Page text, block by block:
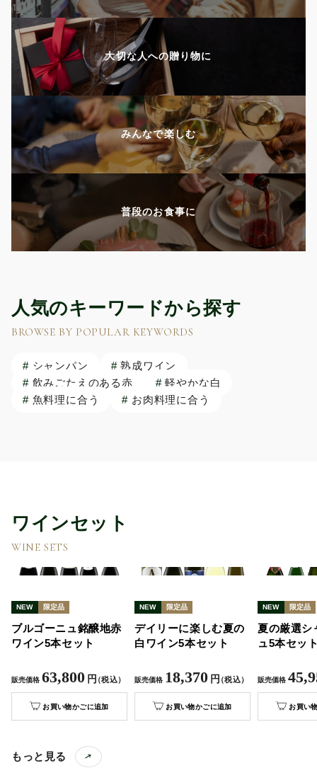
大切な人への贈り物に
みんなで楽しむ
普段のお食事に
人気のキーワードから探す
BROWSE BY POPULAR KEYWORDS
#シャンパン #熟成ワイン
#飲みごたえのある赤 #軽やかな白
#魚料理に合う # お肉料理に合う
ワインセット
WINE SETS
NEW 限定品
ブルゴーニュ銘醸地赤
ワイン5本セット
販売価格 63,800 円（税込）
お買い物かごに追加
NEW 限定品
デイリーに楽しむ夏の
白ワイン5本セット
販売価格 18,370 円（税込）
お買い物かごに追加
NEW 限定品
夏の厳選シ
ュ5本セッ
販売価格
お買い
もっと見る